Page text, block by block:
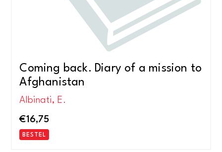
Coming back. Diary of a mission to
Afghanistan
Albinati, E.
€16,75
BESTEL